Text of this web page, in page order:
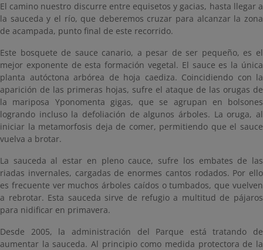
El camino nuestro discurre entre equisetos y gacias, hasta llegar a
la sauceda y el río, que deberemos cruzar para alcanzar la zona
de acampada, punto final de este recorrido.
Este bosquete de sauce canario, a pesar de ser pequeño, es el
mejor exponente de esta formación vegetal. El sauce es la única
planta autóctona arbórea de hoja caediza. Coincidiendo con la
aparición de las primeras hojas, sufre el ataque de las orugas de
la mariposa Yponomenta gigas, que se agrupan en bolsones
logrando incluso la defoliación de algunos árboles. La oruga, al
iniciar la metamorfosis deja de comer, permitiendo que el sauce
vuelva a brotar.
La sauceda al estar en pleno cauce, sufre los embates de las
riadas invernales, cargadas de enormes cantos rodados. Por ello
es frecuente ver muchos árboles caídos o tumbados, que vuelven
a rebrotar. Esta sauceda sirve de refugio a multitud de pájaros
para nidificar en primavera.
Desde 2005, la administración del Parque está tratando de
aumentar la sauceda. Al principio como medida protectora de la